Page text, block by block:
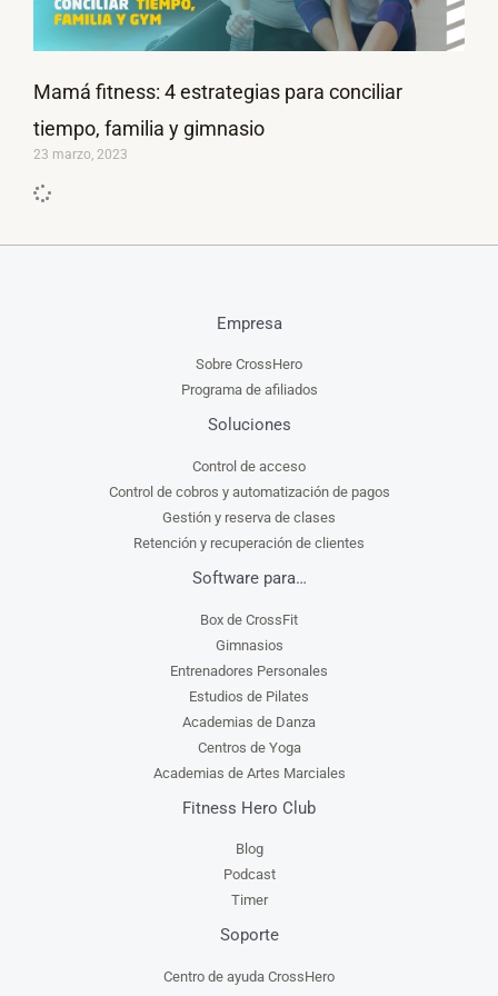
Mamá fitness: 4 estrategias para conciliar
tiempo, familia y gimnasio
23 marzo, 2023
Empresa
Sobre CrossHero
Programa de afiliados
Soluciones
Control de acceso
Control de cobros y automatización de pagos
Gestión y reserva de clases
Retención y recuperación de clientes
Software para…
Box de CrossFit
Gimnasios
Entrenadores Personales
Estudios de Pilates
Academias de Danza
Centros de Yoga
Academias de Artes Marciales
Fitness Hero Club
Blog
Podcast
Timer
Soporte
Centro de ayuda CrossHero